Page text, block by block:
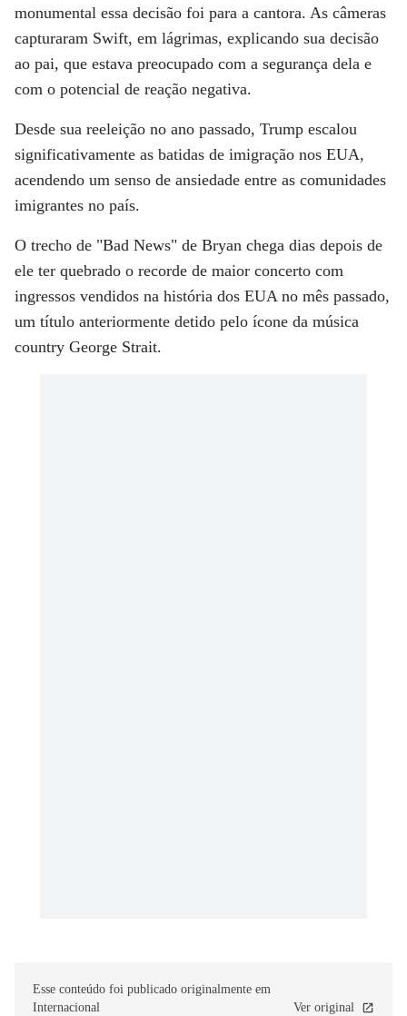
monumental essa decisão foi para a cantora. As câmeras
capturaram Swift, em lágrimas, explicando sua decisão
ao pai, que estava preocupado com a segurança dela e
com o potencial de reação negativa.
Desde sua reeleição no ano passado, Trump escalou
significativamente as batidas de imigração nos EUA,
acendendo um senso de ansiedade entre as comunidades
imigrantes no país.
O trecho de "Bad News" de Bryan chega dias depois de
ele ter quebrado o recorde de maior concerto com
ingressos vendidos na história dos EUA no mês passado,
um título anteriormente detido pelo ícone da música
country George Strait.
Esse conteúdo foi publicado originalmente em
Internacional
Ver original